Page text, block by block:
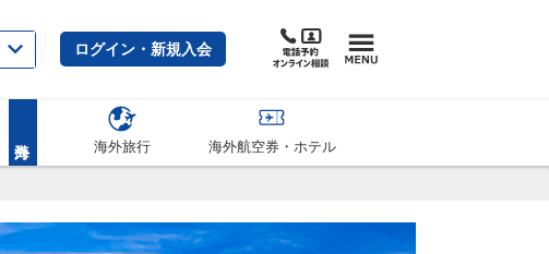
ログイン・新規入会
海外旅行 海外航空券・ホテル